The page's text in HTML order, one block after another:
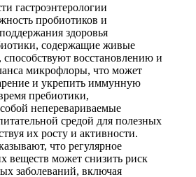
гастроэнтерологии
пробиотиков и
здоровья
содержащие живые
восстановлению и
микрофлоры, что может
и укрепить иммунную
пребиотики,
неперевариваемые
средой для полезных
их росту и активности.
что регулярное
веществ может снизить риск
заболеваний, включая